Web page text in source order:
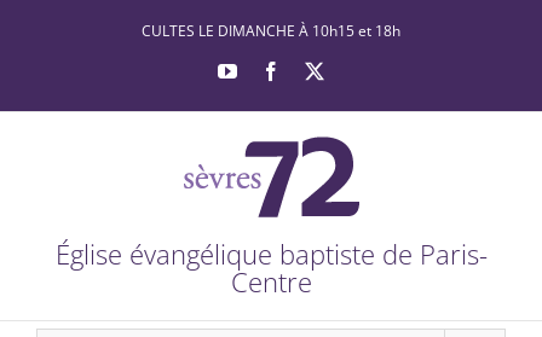
CULTES LE DIMANCHE À 10h15 et 18h
YouTubeFacebook
Église évangélique baptiste de Paris-
Centre